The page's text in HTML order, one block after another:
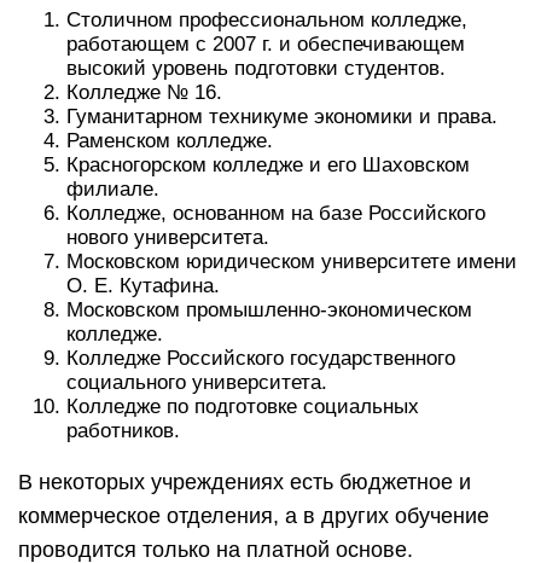
Столичном профессиональном колледже,
работающем с 2007 г. и обеспечивающем
высокий уровень подготовки студентов.
Колледже № 16.
Гуманитарном техникуме экономики и права.
Раменском колледже.
Красногорском колледже и его Шаховском
филиале.
Колледже, основанном на базе Российского
нового университета.
Московском юридическом университете имени
О. Е. Кутафина.
Московском промышленно-экономическом
колледже.
Колледже Российского государственного
социального университета.
Колледже по подготовке социальных
работников.
В некоторых учреждениях есть бюджетное и
коммерческое отделения, а в других обучение
проводится только на платной основе.